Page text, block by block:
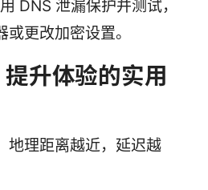
DNS 泄漏保护并测试，
更改加密设置。
升体验的实用
地理距离越近，延迟越